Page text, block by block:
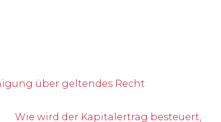
über geltendes Recht
Wie wird der Kapitalertrag besteuert,